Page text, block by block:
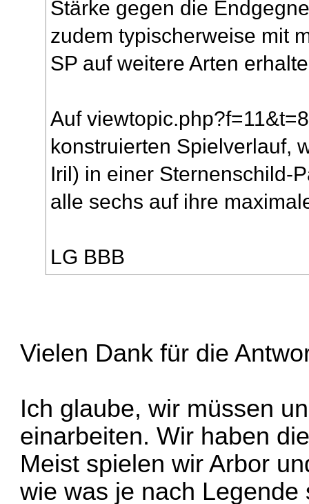
Stärke gegen die
zudem typischerweise mit
SP auf weitere Arten
Auf
konstruierten Spielverlauf,
Iril) in einer Sternenschild-
alle sechs auf ihre
LG BBB
Vielen Dank für die
Ich glaube, wir müssen
einarbeiten. Wir haben
Meist spielen wir Arbor
wie was je nach Legende